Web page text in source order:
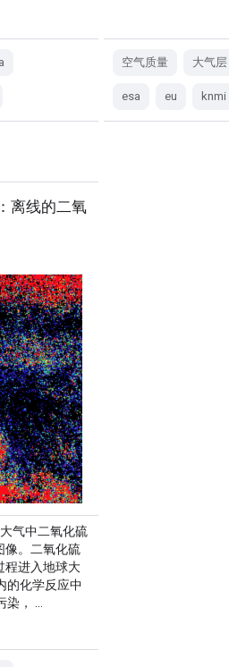
空气质量 大气层
esa eu knmi
离线的二氧
气中二氧化硫
像。二氧化硫
程进入地球大
的化学反应中
， …